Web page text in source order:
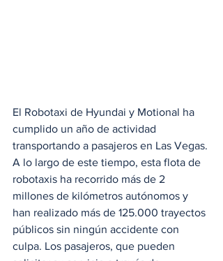
El Robotaxi de Hyundai y Motional ha
cumplido un año de actividad
transportando a pasajeros en Las Vegas.
A lo largo de este tiempo, esta flota de
robotaxis ha recorrido más de 2
millones de kilómetros autónomos y
han realizado más de 125.000 trayectos
públicos sin ningún accidente con
culpa. Los pasajeros, que pueden